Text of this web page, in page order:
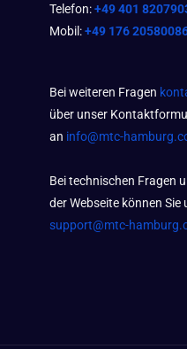
Telefon:+49 401
Mobil:+49 176
Bei weiteren Fragen
über unser
an info@mtc-
Bei technischen Fragen
der Webseite können
support@mtc-